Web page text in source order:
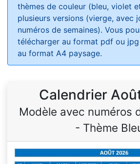
thèmes de couleur (bleu, violet
plusieurs versions (vierge, avec
numéros de semaines). Vous
télécharger au format pdf ou
au format A4 paysage.
Calendrier
Modèle avec numéros
- Thème